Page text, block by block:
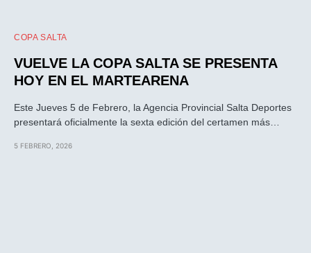
COPA SALTA
VUELVE LA COPA SALTA SE PRESENTA
HOY EN EL MARTEARENA
Este Jueves 5 de Febrero, la Agencia Provincial Salta Deportes
presentará oficialmente la sexta edición del certamen más…
5 FEBRERO, 2026